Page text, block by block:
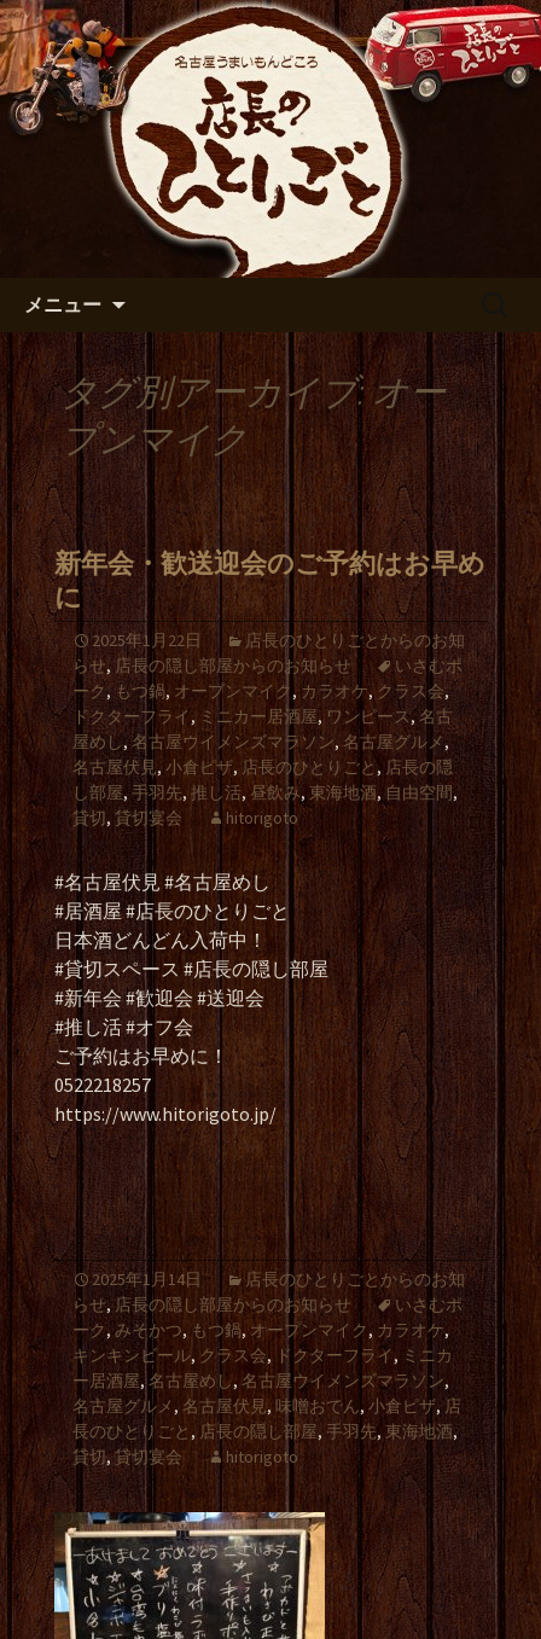
名古屋市伏見の居酒屋【店長の
ひとりごと】のブログ
出張や観光に名古屋めしがおすすめで
す
メニュー
タグ別アーカイブ: オー
プンマイク
新年会・歓送迎会のご予約はお早め
に
2025年1月22日
店長のひとりごとからのお知
らせ,店長の隠し部屋からのお知らせ
いさむポ
ーク,もつ鍋, オープンマイク, カラオケ, クラス会,
ドクターフライ, ミニカー居酒屋, ワンピース,名古
屋めし,名古屋ウイメンズマラソン, 名古屋グルメ ,
名古屋伏見, 小倉ピザ, 店長のひとりごと, 店長の隠
し部屋,手羽先, 推し活,昼飲み, 東海地酒, 自由空間,
貸切, 貸切宴会 hitorigoto
#名古屋伏見 #名古屋めし
#居酒屋 #店長のひとりごと
日本酒どんどん入荷中！
#貸切スペース #店長の隠し部屋
#新年会 #歓迎会 #送迎会
#推し活 #オフ会
ご予約はお早めに！
0522218257
https://www.hitorigoto.jp/
2025年1月14日
店長のひとりごとからのお知
らせ, 店長の隠し部屋からのお知らせ
いさむポ
ーク, みそかつ, もつ鍋, オープンマイク, カラオケ,
キンキンビール, クラス会, ドクターフライ, ミニカ
ー居酒屋,名古屋めし, 名古屋ウイメンズマラソン,
名古屋グルメ , 名古屋伏見,味噌おでん, 小倉ピザ,店
長のひとりごと , 店長の隠し部屋, 手羽先, 東海地酒,
貸切, 貸切宴会 hitorigoto